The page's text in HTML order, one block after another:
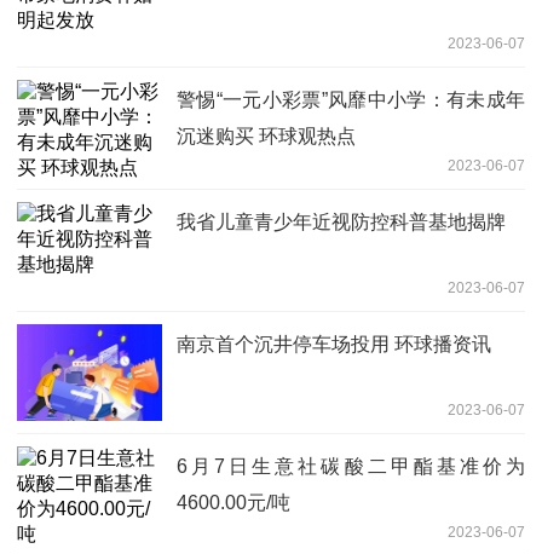
2023-06-07
警惕“一元小彩票”风靡中小学：有未成年
沉迷购买 环球观热点
2023-06-07
我省儿童青少年近视防控科普基地揭牌
2023-06-07
南京首个沉井停车场投用 环球播资讯
2023-06-07
6月7日生意社碳酸二甲酯基准价为
4600.00元/吨
2023-06-07